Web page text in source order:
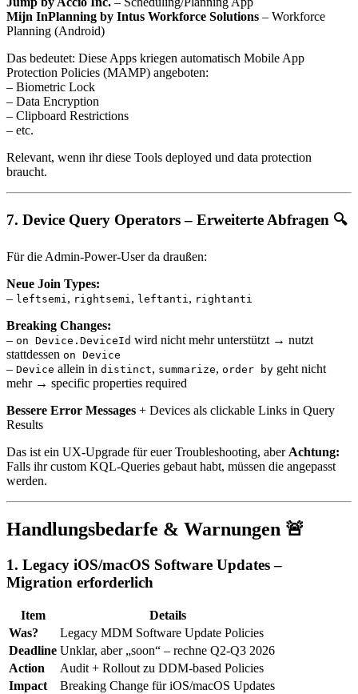
Mijn InPlanning by Intus Workforce Solutions – Workforce
Planning (Android)
Das bedeutet: Diese Apps kriegen automatisch Mobile App
Protection Policies (MAMP) angeboten:
– Biometric Lock
– Data Encryption
– Clipboard Restrictions
– etc.
Relevant, wenn ihr diese Tools deployed und data protection
braucht.
7. Device Query Operators – Erweiterte Abfragen 🔍
Für die Admin-Power-User da draußen:
Neue Join Types:
– leftsemi , rightsemi , leftanti , rightanti
Breaking Changes:
– on Device.DeviceId wird nicht mehr unterstützt → nutzt
stattdessen on Device
– Device allein in distinct, summarize, order by geht nicht
mehr → specific properties required
Bessere Error Messages + Devices als clickable Links in Query
Results
Das ist ein UX-Upgrade für euer Troubleshooting, aber Achtung:
Falls ihr custom KQL-Queries gebaut habt, müssen die angepasst
werden.
Handlungsbedarfe & Warnungen 🚨
1. Legacy iOS/macOS Software Updates –
Migration erforderlich
Item
Details
Was?
Legacy MDM Software Update Policies
Deadline Unklar, aber „soon“ – rechne Q2-Q3 2026
Action
Audit + Rollout zu DDM-based Policies
Impact
Breaking Change für iOS/macOS Updates